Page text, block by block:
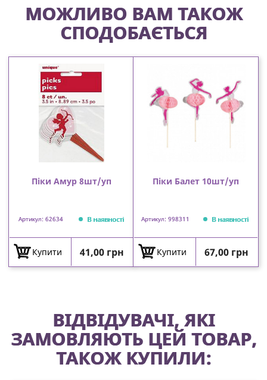
МОЖЛИВО ВАМ ТАКОЖ
СПОДОБАЄТЬСЯ
Піки Амур 8шт/уп
Артикул: 62634 В наявності
Купити Ціна
41,00 грн
Піки Балет 10шт/уп
Артикул: 998311 В наявності
Купити Ціна
67,00 грн
ВІДВІДУВАЧІ, ЯКІ
ЗАМОВЛЯЮТЬ ЦЕЙ ТОВАР,
ТАКОЖ КУПИЛИ: